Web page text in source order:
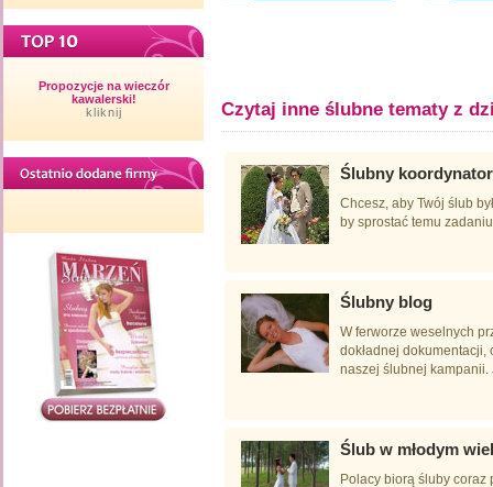
Propozycje na wieczór
kawalerski!
kliknij
Czytaj inne ślubne tematy z
Ślubny koordynator
Chcesz, aby Twój ślub
by sprostać temu
Ślubny blog
W ferworze weselnych
dokładnej dokumentacji,
naszej ślubnej kampanii.
Ślub w młodym
Polacy biorą śluby coraz